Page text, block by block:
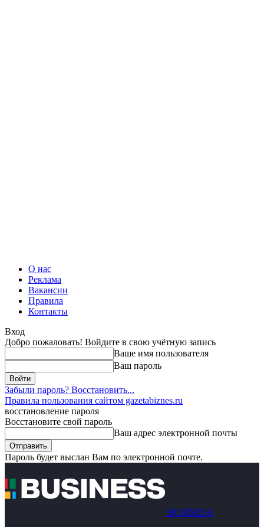
О нас
Реклама
Вакансии
Правила
Контакты
Вход
Добро пожаловать! Войдите в свою учётную запись
Ваше имя пользователя
Ваш пароль
Забыли пароль? Восстановить...
Правила пользования сайтом gazetabiznes.ru
восстановление пароля
Восстановите свой пароль
Ваш адрес электронной почты
Пароль будет выслан Вам по электронной почте.
BUSINESS